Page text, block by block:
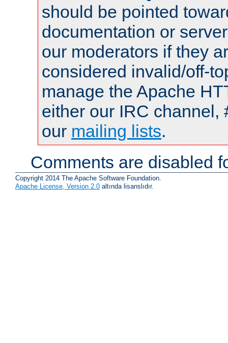
should be pointed
documentation or
our moderators if they
considered invalid/off-
manage the Apache
either our IRC channel,
our mailing lists.
Comments are disabled
Copyright 2014 The Apache Software Foundation.
Apache License, Version 2.0 altında lisanslıdır.